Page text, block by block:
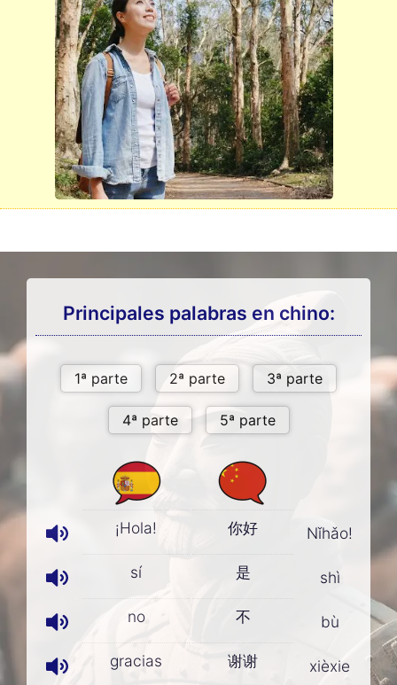
Principales palabras en chino:
¡Hola! 你好 Nǐhǎo!
sí 是 shì
no 不 bù
gracias 谢谢 xièxie